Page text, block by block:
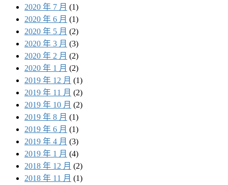
2020 年 7 月 (1)
2020 年 6 月 (1)
2020 年 5 月 (2)
2020 年 3 月 (3)
2020 年 2 月 (2)
2020 年 1 月 (2)
2019 年 12 月 (1)
2019 年 11 月 (2)
2019 年 10 月 (2)
2019 年 8 月 (1)
2019 年 6 月 (1)
2019 年 4 月 (3)
2019 年 1 月 (4)
2018 年 12 月 (2)
2018 年 11 月 (1)